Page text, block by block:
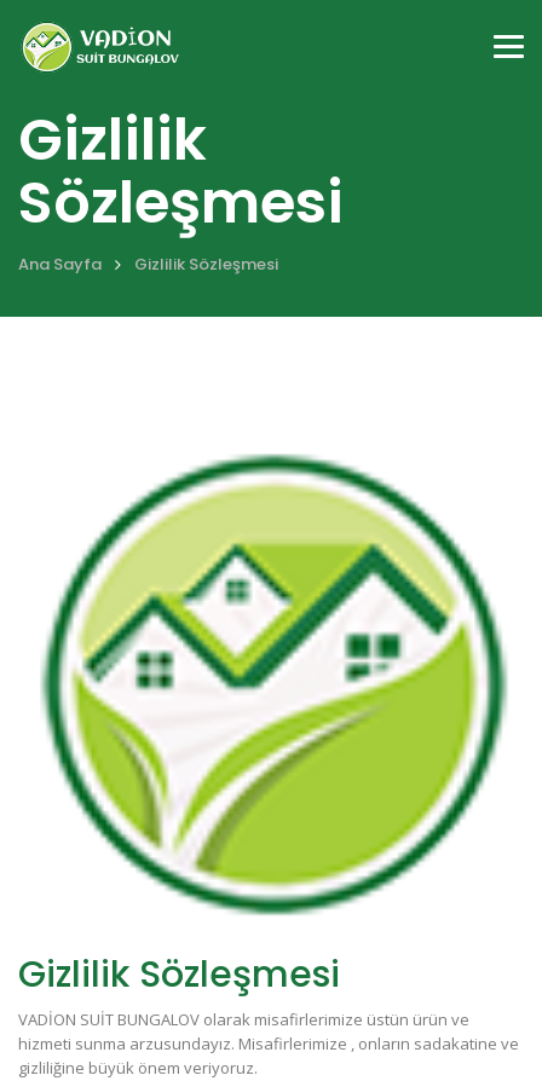
Gizlilik
Sözleşmesi
Ana Sayfa Gizlilik Sözleşmesi
Gizlilik Sözleşmesi
VADİON SUİT BUNGALOV olarak misafirlerimize üstün ürün ve
hizmeti sunma arzusundayız. Misafirlerimize , onların sadakatine ve
gizliliğine büyük önem veriyoruz.